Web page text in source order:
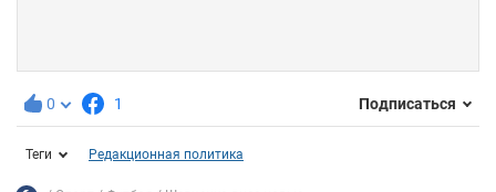
0 1 Подписаться
Теги Редакционная политика